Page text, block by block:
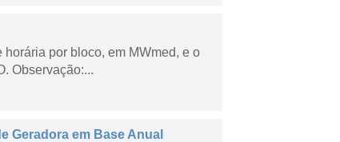
por bloco, em MWmed, e o
Observação:...
Geradora em Base Anual